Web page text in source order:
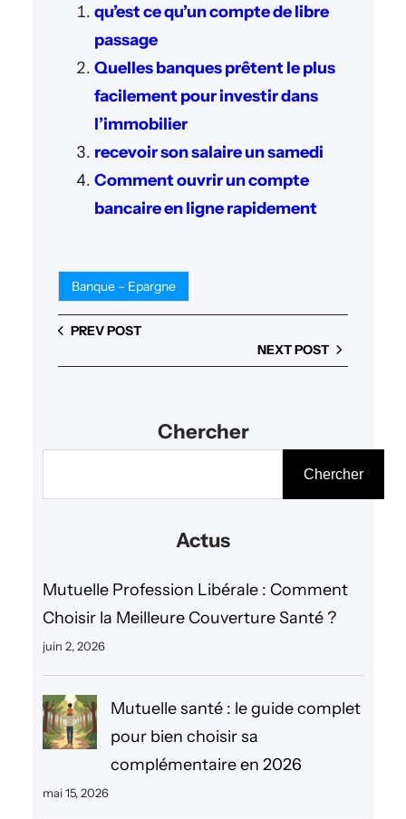
qu’est ce qu’un compte de libre
passage
Quelles banques prêtent le plus
facilement pour investir dans
l’immobilier
recevoir son salaire un samedi
Comment ouvrir un compte
bancaire en ligne rapidement
Banque – Epargne
PREV POST
NEXT POST
Chercher
c
h
r
Chercher
Actus
Mutuelle Profession Libérale : Comment
Choisir la Meilleure Couverture Santé ?
juin 2, 2026
Mutuelle santé : le guide complet
pour bien choisir sa
complémentaire en 2026
mai 15, 2026